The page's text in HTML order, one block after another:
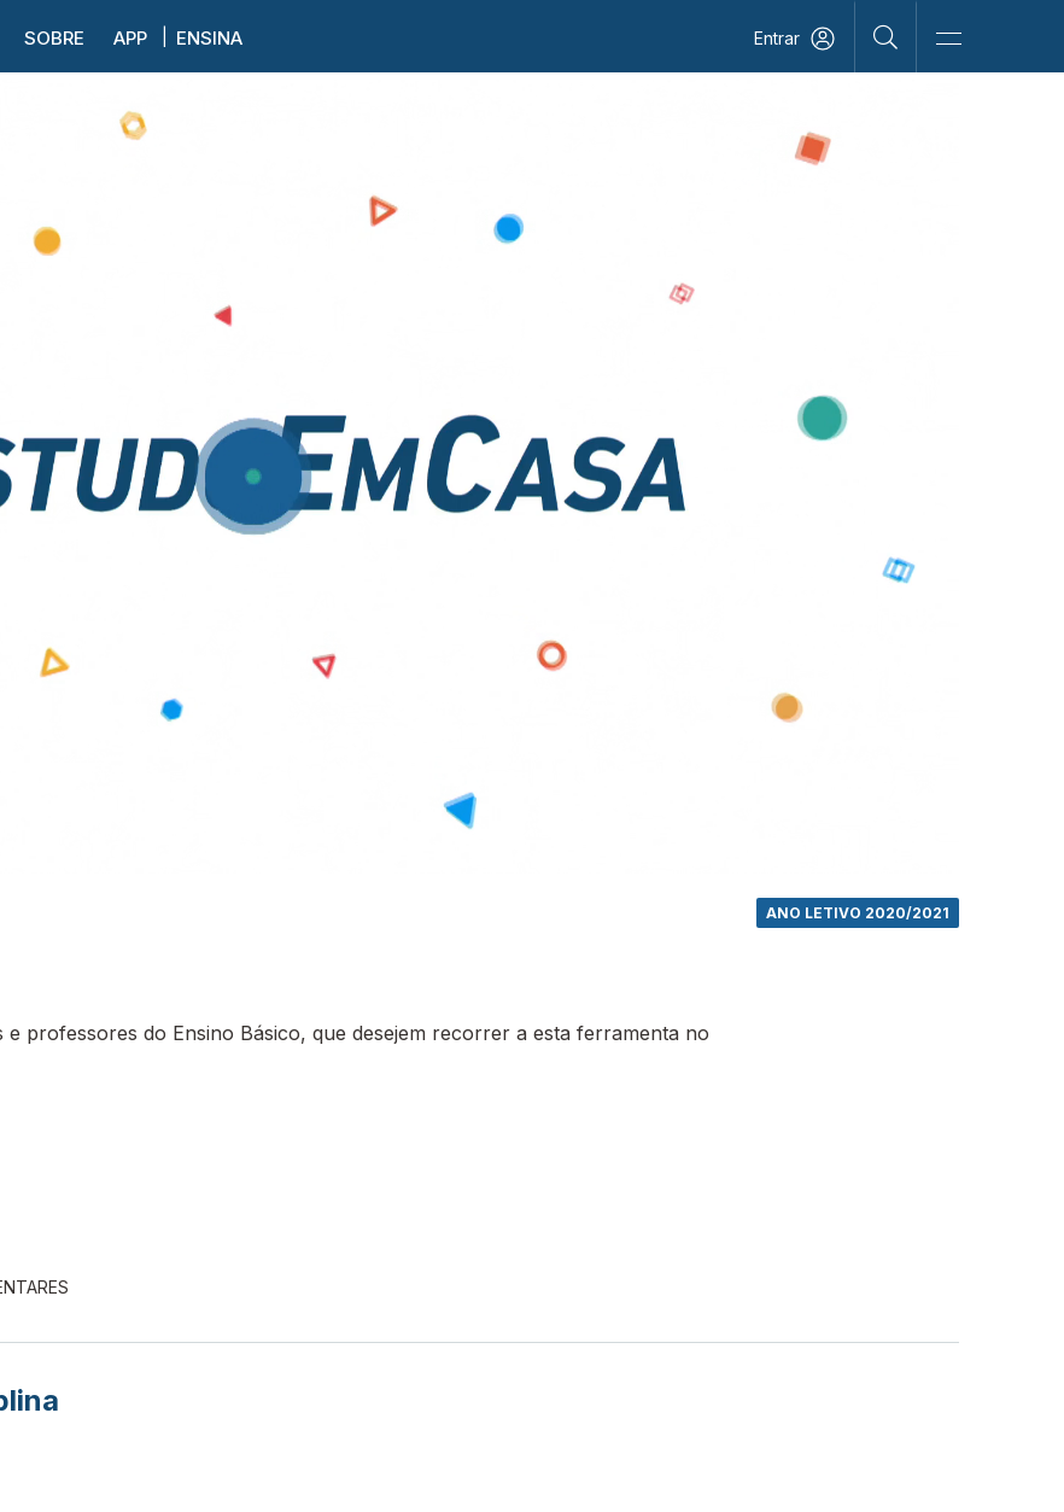
SOBRE APP ENSINA Entrar
ANO LETIVO 2020/2021
professores do Ensino Básico, que desejem recorrer a esta ferramenta no